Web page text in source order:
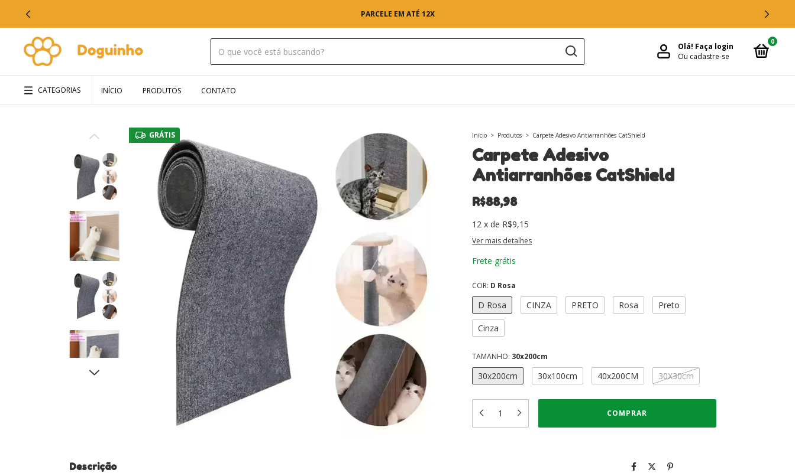
Olá! Faça login
Ou cadastre-se
0
CATEGORIAS INÍCIO PRODUTOS CONTATO
GRÁTIS Início > Produtos > Carpete Adesivo Antiarranhões CatShield
Carpete Adesivo
Antiarranhões CatShield
R$88,98
12 x de R$9,15
Ver mais detalhes
Frete grátis
COR: D Rosa
D Rosa CINZA PRETO Rosa Preto
Cinza
TAMANHO: 30x200cm
30x200cm 30x100cm 40x200CM 30X30cm
Descrição